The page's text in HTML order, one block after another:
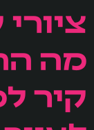
מה
קיר